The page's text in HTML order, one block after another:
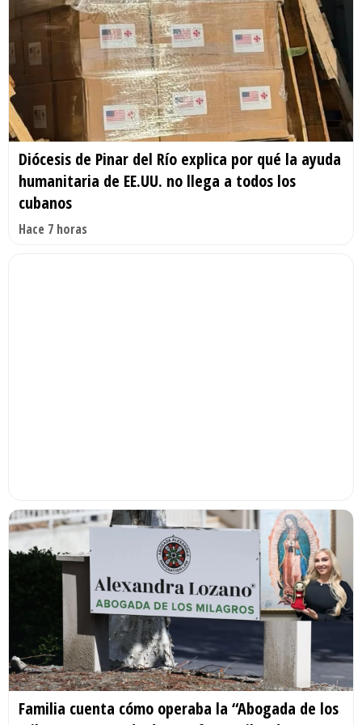
Diócesis de Pinar del Río explica por qué la ayuda
humanitaria de EE.UU. no llega a todos los
cubanos
Hace 7 horas
Familia cuenta cómo operaba la “Abogada de los